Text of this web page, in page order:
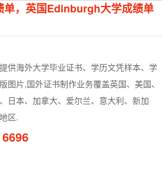
单，英国Edinburgh大学成绩单
供海外大学毕业证书、学历文凭样本、学
图片,国外证书制作业务覆盖英国、美国、
日本、加拿大、爱尔兰、意大利、新加
区.